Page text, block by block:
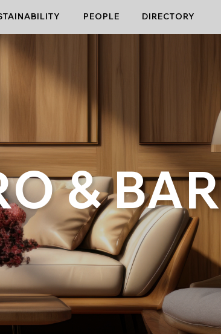
PEOPLE DIRECTORY
& BAR